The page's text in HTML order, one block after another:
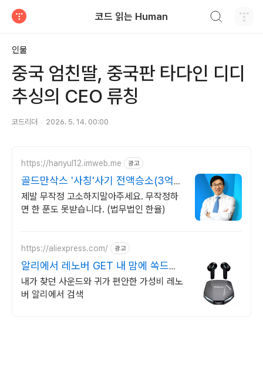
코드 읽는 Human
인물
중국 엄친딸, 중국판 타다인 디디
추싱의 CEO 류칭
코드리더 2026. 5. 14. 00:00
https://hanyul12.imweb.me 광고
골드만삭스 '사칭'사기 전액승소(3억7
천) 사례보유
제발 무작정 고소하지말아주세요. 무작정하
면 한 푼도 못받습니다. (법무법인 한율)
https://aliexpress.com/ 광고
알리에서 레노버 GET 내 맘에 쏙드는
오늘의 특가
내가 찾던 사운드와 귀가 편안한 가성비 레노
버 알리에서 검색